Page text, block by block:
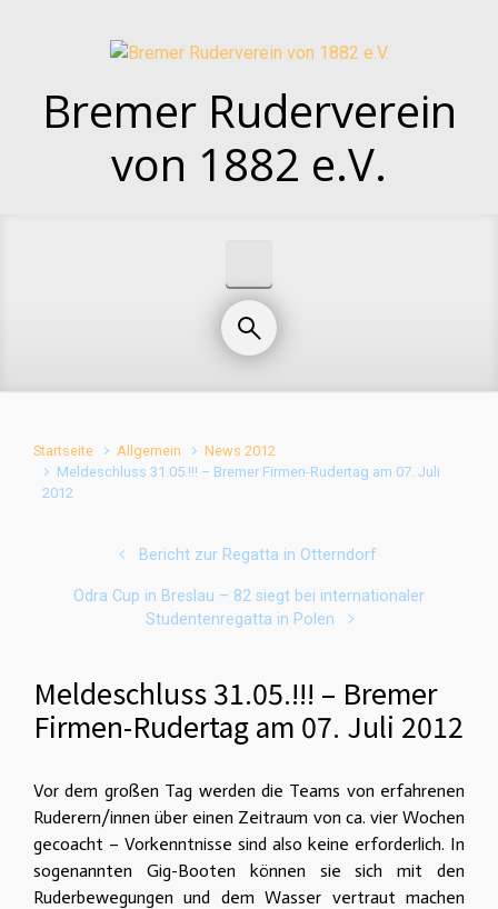
Bremer Ruderverein
von 1882 e.V.
Startseite Allgemein
News 2012
Meldeschluss 31.05.!!! – Bremer Firmen-Rudertag am 07. Juli
2012
Bericht zur Regatta in Otterndorf
Odra Cup in Breslau – 82 siegt bei internationaler
Studentenregatta in Polen
Meldeschluss 31.05.!!! – Bremer
Firmen-Rudertag am 07. Juli 2012
Vor dem großen Tag werden die Teams von erfahrenen
Ruderern/innen über einen Zeitraum von ca. vier Wochen
gecoacht – Vorkenntnisse sind also keine erforderlich. In
sogenannten Gig-Booten können sie sich mit den
Ruderbewegungen und dem Wasser vertraut machen